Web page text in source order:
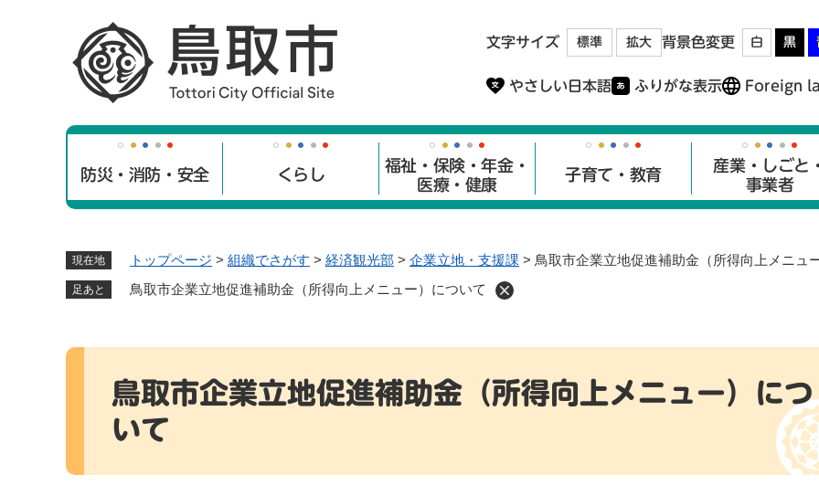
文字サイズ 標準 拡大 背景色変更 白 黒
やさしい日本語 ふりがな表示 Foreign
防災・消防・安全 くらし
福祉・保険・年金・
医療・健康
子育て・教育
産業・しごと
事業者
現在地 トップページ > 組織でさがす > 経済観光部 > 企業立地・支援課 > 鳥取市企業立地促進補助金（所得向上メニュ
足あと 鳥取市企業立地促進補助金（所得向上メニュー）について
本
鳥取市企業立地促進補助金（所得向上メニュー）につ
いて